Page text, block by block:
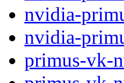
nvidia-
nvidia-
primus-vk-